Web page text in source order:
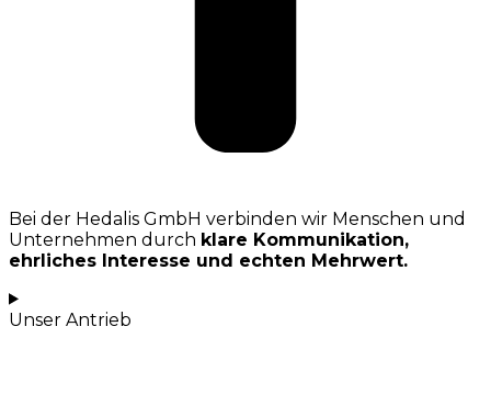
Bei der Hedalis GmbH verbinden wir Menschen und
Unternehmen durch klare Kommunikation,
ehrliches Interesse und echten Mehrwert.
Unser Antrieb